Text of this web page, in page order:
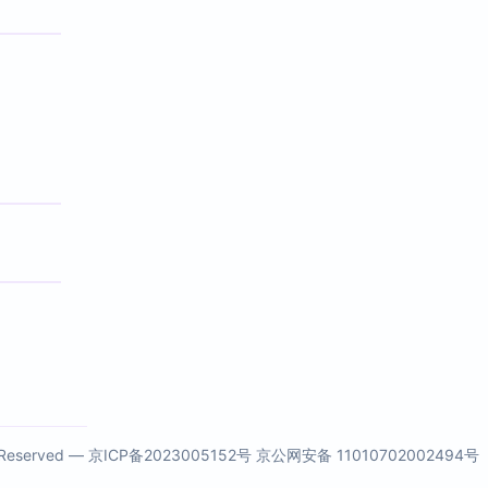
— 京ICP备2023005152号 京公网安备 11010702002494号